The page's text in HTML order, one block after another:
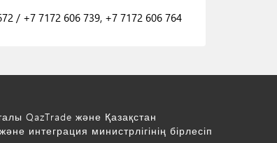
/ +7 7172 606 739, +7 7172 606 764
QazTrade және Қазақстан
интеграция министрлігінің бірлесіп